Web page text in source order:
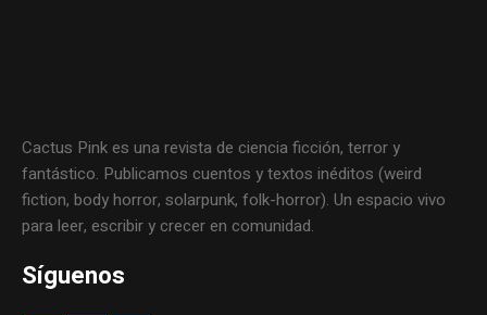
Cactus Pink es una revista de ciencia ficción, terror y
fantástico. Publicamos cuentos y textos inéditos (weird
fiction, body horror, solarpunk, folk-horror). Un espacio vivo
para leer, escribir y crecer en comunidad.
Síguenos